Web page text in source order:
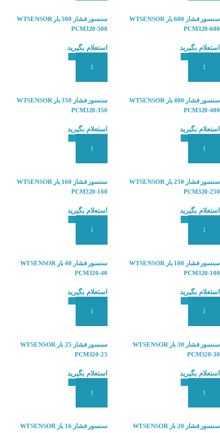
سنسور فشار 600 بار WTSENSOR
PCM320-600
استعلام بگیرید
سنسور فشار 500 بار WTSENSOR
PCM320-500
استعلام بگیرید
سنسور فشار 400 بار WTSENSOR
PCM320-400
استعلام بگیرید
سنسور فشار 350 بار WTSENSOR
PCM320-350
استعلام بگیرید
سنسور فشار 250 بار WTSENSOR
PCM320-250
استعلام بگیرید
سنسور فشار 160 بار WTSENSOR
PCM320-160
استعلام بگیرید
سنسور فشار 100 بار WTSENSOR
PCM320-100
استعلام بگیرید
سنسور فشار 40 بار WTSENSOR
PCM320-40
استعلام بگیرید
سنسور فشار 30 بار WTSENSOR
PCM320-30
استعلام بگیرید
سنسور فشار 25 بار WTSENSOR
PCM320-25
استعلام بگیرید
سنسور فشار 20 بار WTSENSOR
سنسور فشار 16 بار WTSENSOR